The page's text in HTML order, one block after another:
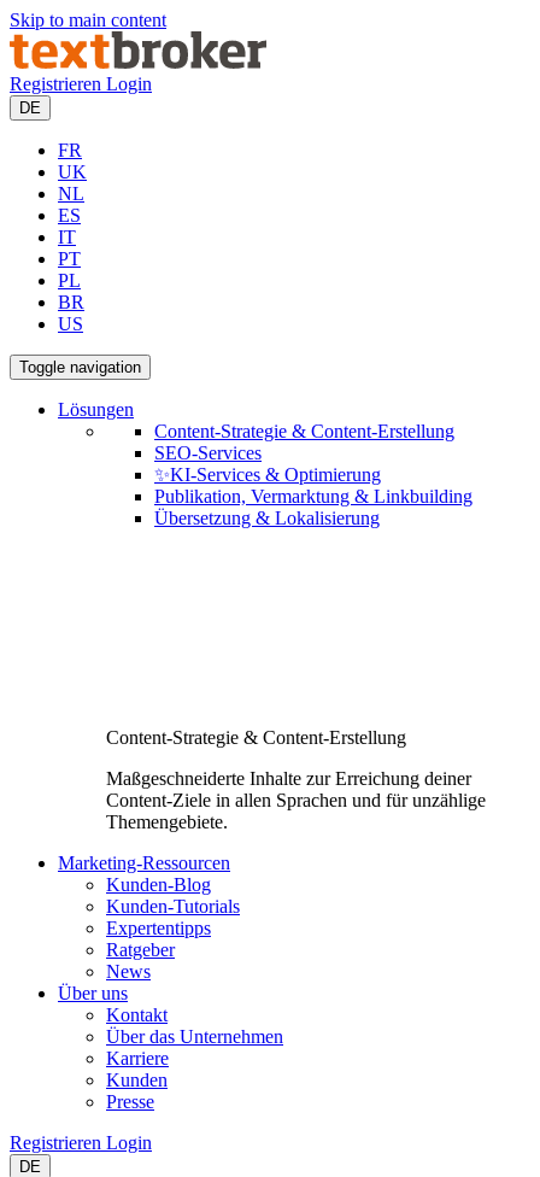
Skip to main content
Registrieren Login
DE
FR
UK
NL
ES
IT
PT
PL
BR
US
Toggle navigation
Lösungen
Content-Strategie & Content-Erstellung
SEO-Services
✨KI-Services & Optimierung
Publikation, Vermarktung & Linkbuilding
Übersetzung & Lokalisierung
Content-Strategie & Content-Erstellung
Maßgeschneiderte Inhalte zur Erreichung deiner
Content-Ziele in allen Sprachen und für unzählige
Themengebiete.
Marketing-Ressourcen
Kunden-Blog
Kunden-Tutorials
Expertentipps
Ratgeber
News
Über uns
Kontakt
Über das Unternehmen
Karriere
Kunden
Presse
Registrieren Login
DE